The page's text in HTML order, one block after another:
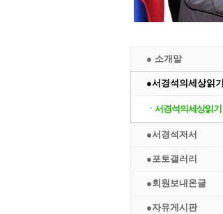
● 소개말
●서경석의세상읽기
ㆍ서경석의세상읽기
●서경석저서
●포토갤러리
●회원보내온글
●자유게시판